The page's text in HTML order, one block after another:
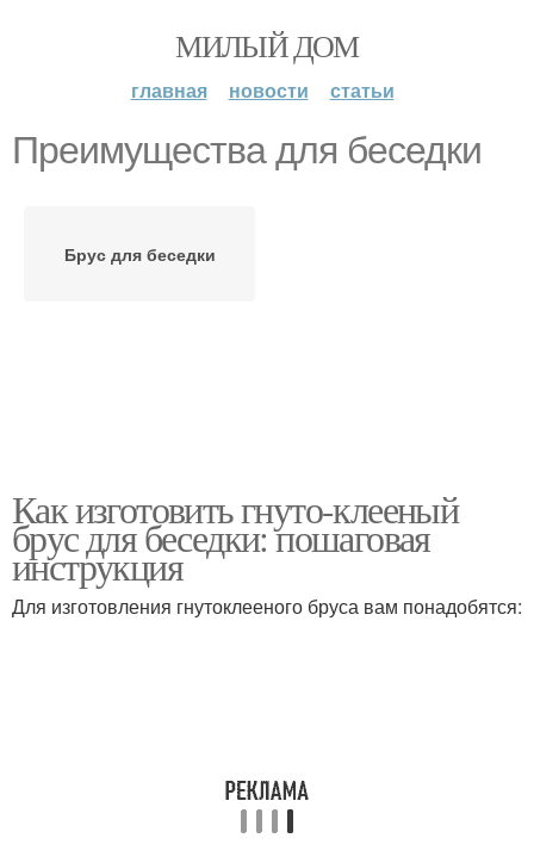
МИЛЫЙ ДОМ
главная новости статьи
Преимущества для беседки
Брус для беседки
Как изготовить гнуто-клееный
брус для беседки: пошаговая
инструкция
Для изготовления гнутоклееного бруса вам понадобятся: